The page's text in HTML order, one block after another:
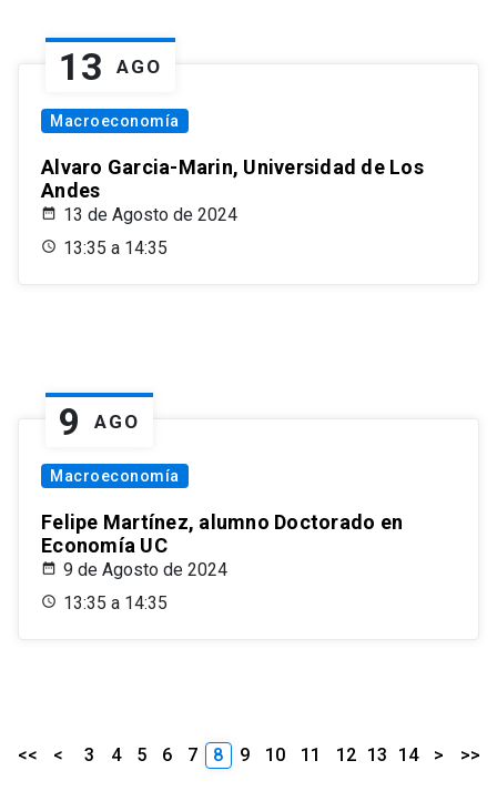
13 AGO
Macroeconomía
Alvaro Garcia-Marin, Universidad de Los
Andes
13 de Agosto de 2024
13:35 a 14:35
9 AGO
Macroeconomía
Felipe Martínez, alumno Doctorado en
Economía UC
9 de Agosto de 2024
13:35 a 14:35
<< < 3 4 5 6 7 8 9 10 11 12 13 14 > >>